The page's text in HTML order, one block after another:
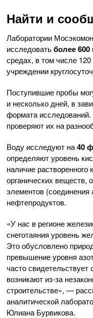
Найти и
Лаборатории
исследоватьболее
средах, в том числе
учреждении
Поступившие пробы
и несколько дней, в
формата
проверяют их на
Воду исследуют на40
определяют уровень
наличие
органических веществ,
элементов
нефтепродуктов.
«У нас в регионе
снеготаяния уровень
Это обусловлено
превышение уровня
часто
возникают из-за
строительстве», —
аналитической
Юлиана Бурвикова.